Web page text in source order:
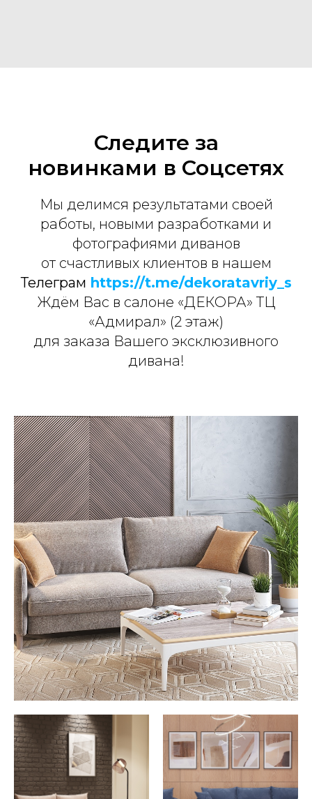
Следите за
новинками в Соцсетях
Мы делимся результатами своей
работы, новыми разработками и
фотографиями диванов
от счастливых клиентов в нашем
Телеграм https://t.me/dekoratavriy_s
Ждём Вас в салоне «ДЕКОРА» ТЦ
«Адмирал» (2 этаж)
для заказа Вашего эксклюзивного
дивана!